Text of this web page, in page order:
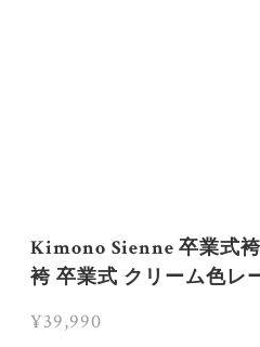
Kimono Sienne 卒業式
袴 卒業式 クリーム色レ
¥39,990